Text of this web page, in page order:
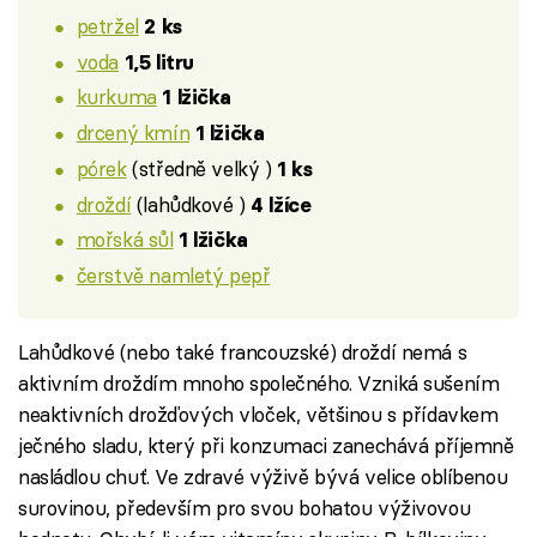
petržel 2 ks
voda 1,5 litru
kurkuma 1 lžička
drcený kmín 1 lžička
pórek(středně velký ) 1 ks
droždí(lahůdkové ) 4 lžíce
mořská sůl 1 lžička
čerstvě namletý pepř
Lahůdkové (nebo také francouzské) droždí nemá s
aktivním droždím mnoho společného. Vzniká sušením
neaktivních drožďových vloček, většinou s přídavkem
ječného sladu, který při konzumaci zanechává příjemně
nasládlou chuť. Ve zdravé výživě bývá velice oblíbenou
surovinou, především pro svou bohatou výživovou